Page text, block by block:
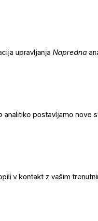
upravljanja Napredna
analitiko postavljamo nove
v kontakt z vašim